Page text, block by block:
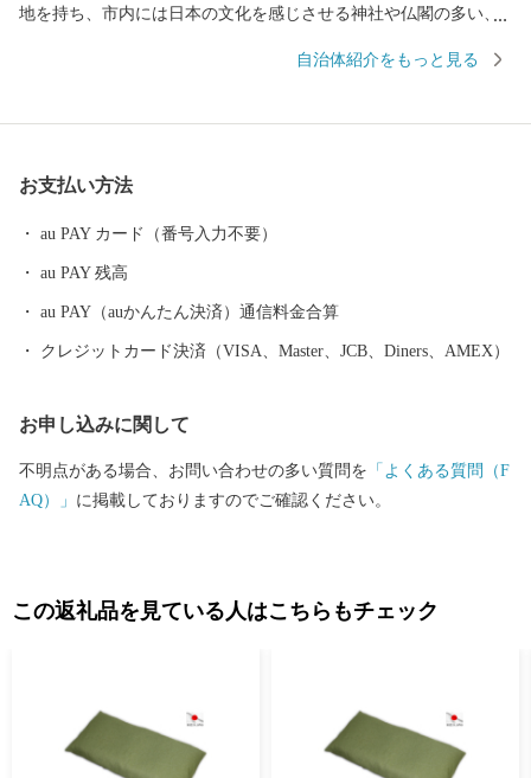
地を持ち、市内には日本の文化を感じさせる神社や仏閣の多い、
人や近代の作家にも愛され、数多くの文人が好んで訪れました。
自治体紹介をもっと見る
お支払い方法
au PAY カード（番号入力不要）
au PAY 残高
au PAY（auかんたん決済）通信料金合算
クレジットカード決済（VISA、Master、JCB、Diners、AMEX）
お申し込みに関して
不明点がある場合、お問い合わせの多い質問を 「よくある質問（F
AQ）」 に掲載しておりますのでご確認ください。
この返礼品を見ている人はこちらもチェック